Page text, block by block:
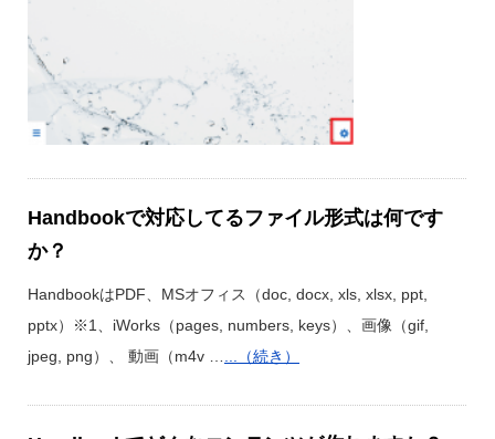
Handbookで対応してるファイル形式は何です
か？
HandbookはPDF、MSオフィス（doc, docx, xls, xlsx, ppt,
pptx）※1、iWorks（pages, numbers, keys）、画像（gif,
jpeg, png）、 動画（m4v …...（続き）